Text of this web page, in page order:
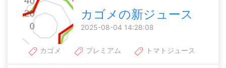
カゴメの新ジュース
2025-08-04 14:28:08
カゴメ プレミアム トマトジュース